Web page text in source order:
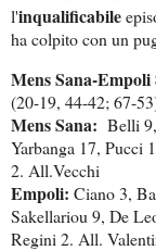
l'inqualificabile
ha colpito con un
Mens Sana-Empoli
(20-19, 44-42; 67-
Mens Sana: Belli
Yarbanga 17, Pucci
2. All.Vecchi
Empoli: Ciano 3,
Sakellariou 9, De
Regini 2. All.